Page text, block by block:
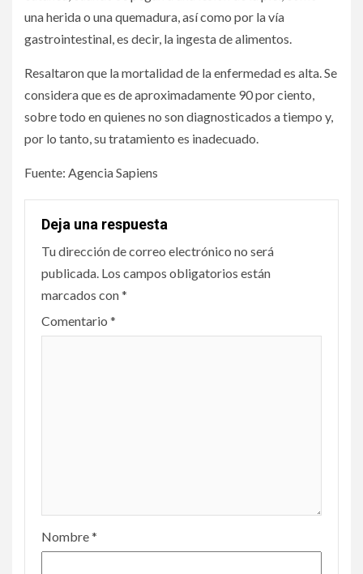
una herida o una quemadura, así como por la vía
gastrointestinal, es decir, la ingesta de alimentos.
Resaltaron que la mortalidad de la enfermedad es alta. Se
considera que es de aproximadamente 90 por ciento,
sobre todo en quienes no son diagnosticados a tiempo y,
por lo tanto, su tratamiento es inadecuado.
Fuente: Agencia Sapiens
Deja una respuesta
Tu dirección de correo electrónico no será
publicada. Los campos obligatorios están
marcados con*
Comentario *
Nombre*